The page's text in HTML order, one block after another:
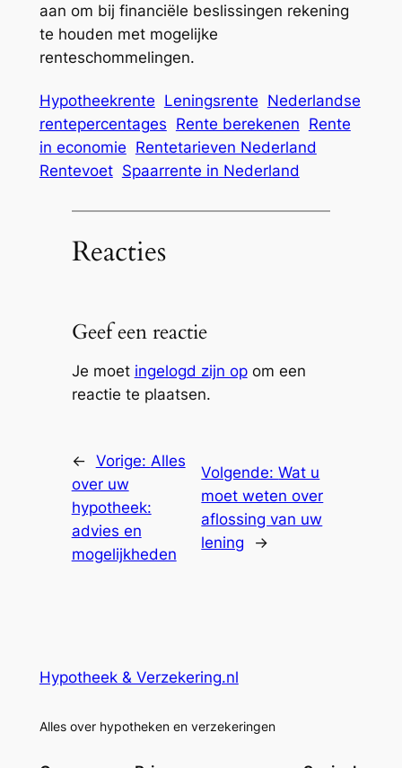
aan om bij financiële beslissingen rekening
te houden met mogelijke
renteschommelingen.
Hypotheekrente Leningsrente Nederlandse
rentepercentages Rente berekenen Rente
in economie Rentetarieven Nederland
Rentevoet Spaarrente in Nederland
Reacties
Geef een reactie
Je moet ingelogd zijn opom een
reactie te plaatsen.
← Vorige: Alles
over uw
hypotheek:
advies en
mogelijkheden
Volgende:Wat u
moet weten over
aflossing van uw
lening
→
Hypotheek & Verzekering.nl
Alles over hypotheken en verzekeringen